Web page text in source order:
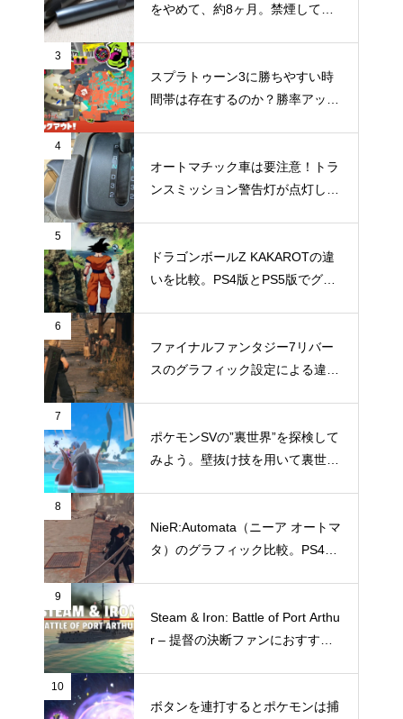
をやめて、約8ヶ月。禁煙してか
3
スプラトゥーン3に勝ちやすい時
間帯は存在するのか？勝率アップ
4
オートマチック車は要注意！トラ
ンスミッション警告灯が点灯して
5
ドラゴンボールZ KAKAROTの違
いを比較。PS4版とPS5版でグラ
6
ファイナルファンタジー7リバー
スのグラフィック設定による違い
7
ポケモンSVの”裏世界”を探検して
みよう。壁抜け技を用いて裏世界
8
NieR:Automata（ニーア オートマ
タ）のグラフィック比較。PS4と
9
Steam & Iron: Battle of Port Arthu
r – 提督の決断ファンにおすすめ
10
ボタンを連打するとポケモンは捕